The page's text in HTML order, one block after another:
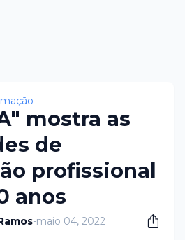
mostra as
de
profissional
anos
-maio 04, 2022